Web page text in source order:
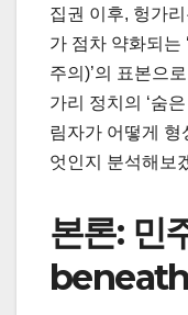
집권 이후, 헝가
가 점차 약화되는
주의)’의 표본으
가리 정치의 ‘숨
림자가 어떻게 형
엇인지 분석해보
본론: 민